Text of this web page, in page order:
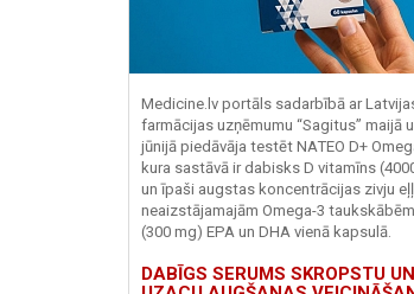
Medicine.lv portāls sadarbībā ar
farmācijas uzņēmumu “Sagitus” maijā
jūnijā piedāvāja testēt NATEO D+
kura sastāvā ir dabisks D vitamīns
un īpaši augstas koncentrācijas zivju
neaizstājamajām Omega-3 taukskābēm
(300 mg) EPA un DHA vienā kapsulā.
DABĪGS SERUMS SKROPSTU UN